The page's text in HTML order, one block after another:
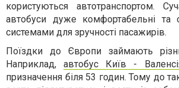
користуються автотранспортом.
автобуси дуже комфортабельні та
системами для зручності пасажирів.
Поїздки до Європи займають
Наприклад,автобус Київ -
призначення біля 53 годин. Тому до